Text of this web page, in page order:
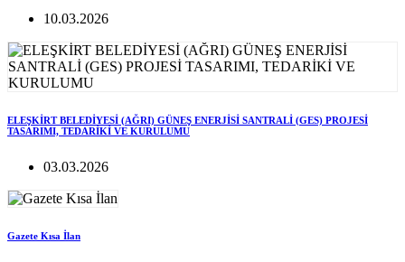
10.03.2026
ELEŞKİRT BELEDİYESİ (AĞRI) GÜNEŞ ENERJİSİ SANTRALİ (GES) PROJESİ
TASARIMI, TEDARİKİ VE KURULUMU
03.03.2026
Gazete Kısa İlan